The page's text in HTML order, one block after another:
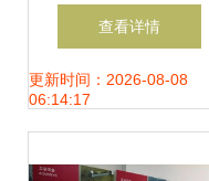
鑫五金筑牢六角螺
母的品质基石
查看详情
更新时间：2026-08-08
06:14:17